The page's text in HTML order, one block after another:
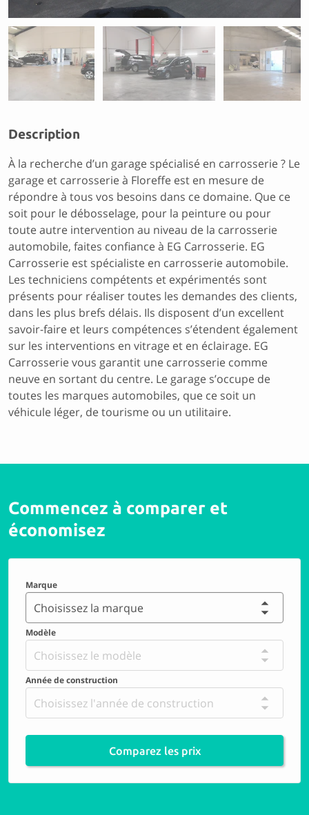
Description
À la recherche d’un garage spécialisé en carrosserie ? Le
garage et carrosserie à Floreffe est en mesure de
répondre à tous vos besoins dans ce domaine. Que ce
soit pour le débosselage, pour la peinture ou pour
toute autre intervention au niveau de la carrosserie
automobile, faites confiance à EG Carrosserie. EG
Carrosserie est spécialiste en carrosserie automobile.
Les techniciens compétents et expérimentés sont
présents pour réaliser toutes les demandes des clients,
dans les plus brefs délais. Ils disposent d’un excellent
savoir-faire et leurs compétences s’étendent également
sur les interventions en vitrage et en éclairage. EG
Carrosserie vous garantit une carrosserie comme
neuve en sortant du centre. Le garage s’occupe de
toutes les marques automobiles, que ce soit un
véhicule léger, de tourisme ou un utilitaire.
Commencez à comparer et
économisez
Marque
Choisissez la marque
Modèle
Choisissez le modèle
Année de construction
Choisissez l'année de construction
Comparez les prix